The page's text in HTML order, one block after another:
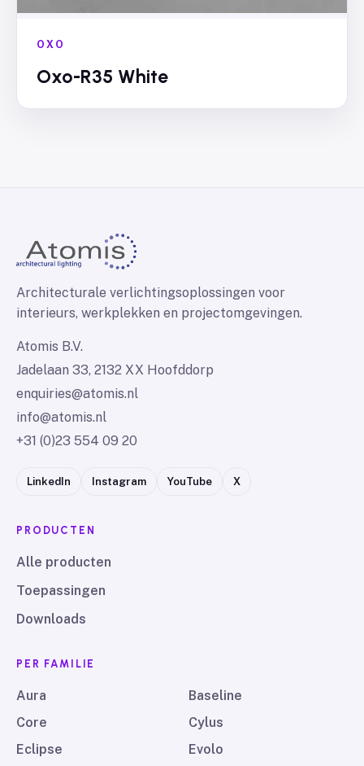
OXO
Oxo-R35 White
Architecturale verlichtingsoplossingen voor
interieurs, werkplekken en projectomgevingen.
Atomis B.V.
Jadelaan 33, 2132 XX Hoofddorp
enquiries@atomis.nl
info@atomis.nl
+31 (0)23 554 09 20
LinkedIn Instagram YouTube X
PRODUCTEN
Alle producten
Toepassingen
Downloads
PER FAMILIE
Aura
Baseline
Core
Cylus
Eclipse
Evolo